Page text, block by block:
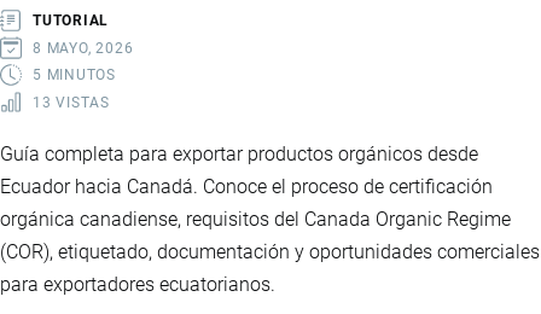
EN
LA
ECONOMÍA
EXPORTACIONES
TUTORIAL
8 MAYO, 2026
5 MINUTOS
13 VISTAS
Guía completa para exportar productos orgánicos desde
Ecuador hacia Canadá. Conoce el proceso de certificación
orgánica canadiense, requisitos del Canada Organic Regime
(COR), etiquetado, documentación y oportunidades comerciales
para exportadores ecuatorianos.